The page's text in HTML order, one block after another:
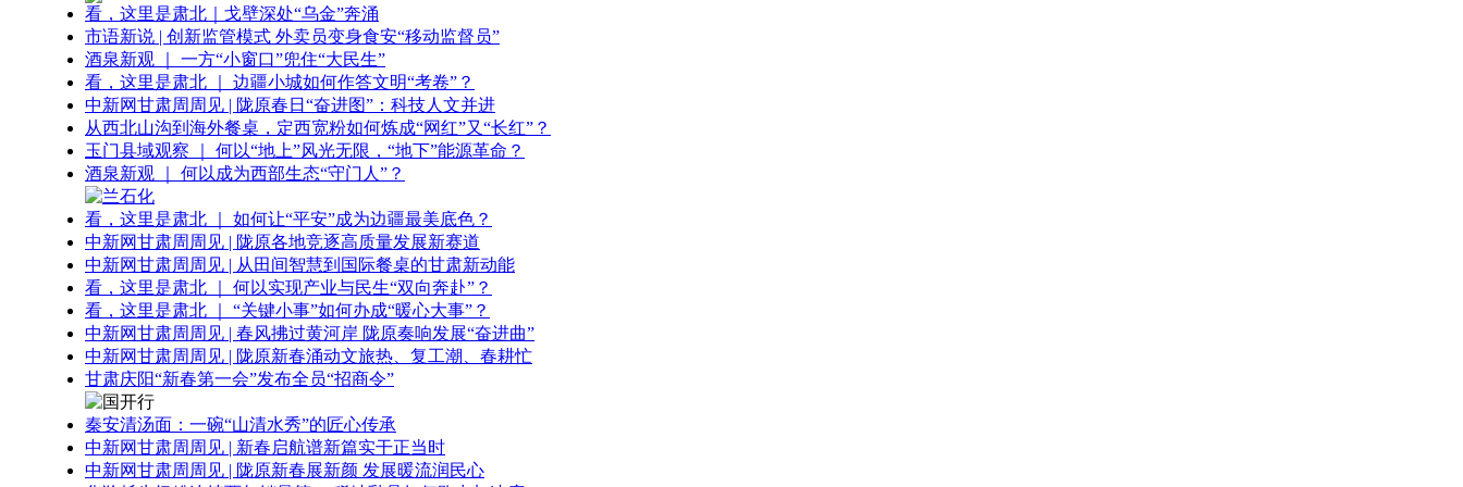
看，这里是肃北｜戈壁深处“乌金”奔涌
市语新说 | 创新监管模式 外卖员变身食安“移动监督员”
酒泉新观 ｜ 一方“小窗口”兜住“大民生”
看，这里是肃北 ｜ 边疆小城如何作答文明“考卷”？
中新网甘肃周周见 | 陇原春日“奋进图”：科技人文并进
从西北山沟到海外餐桌，定西宽粉如何炼成“网红”又“长红”？
玉门县域观察 ｜ 何以“地上”风光无限，“地下”能源革命？
酒泉新观 ｜ 何以成为西部生态“守门人”？
看，这里是肃北 ｜ 如何让“平安”成为边疆最美底色？
中新网甘肃周周见 | 陇原各地竞逐高质量发展新赛道
中新网甘肃周周见 | 从田间智慧到国际餐桌的甘肃新动能
看，这里是肃北 ｜ 何以实现产业与民生“双向奔赴”？
看，这里是肃北 ｜ “关键小事”如何办成“暖心大事”？
中新网甘肃周周见 | 春风拂过黄河岸 陇原奏响发展“奋进曲”
中新网甘肃周周见 | 陇原新春涌动文旅热、复工潮、春耕忙
甘肃庆阳“新春第一会”发布全员“招商令”
秦安清汤面：一碗“山清水秀”的匠心传承
中新网甘肃周周见 | 新春启航谱新篇实干正当时
中新网甘肃周周见 | 陇原新春展新颜 发展暖流润民心